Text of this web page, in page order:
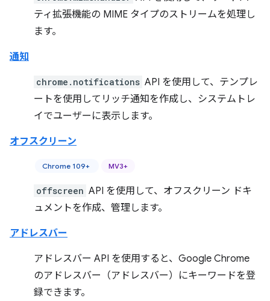
ティ拡張機能の MIME タイプのストリームを処理し
ます。
通知
chrome.notifications API を使用して、テンプレ
ートを使用してリッチ通知を作成し、システムトレ
イでユーザーに表示します。
オフスクリーン
Chrome 109+ MV3+
offscreen API を使用して、オフスクリーン ドキ
ュメントを作成、管理します。
アドレスバー
アドレスバー API を使用すると、Google Chrome
のアドレスバー（アドレスバー）にキーワードを登
録できます。